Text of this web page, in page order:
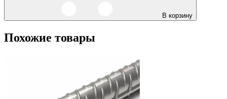
В корзину
Похожие товары